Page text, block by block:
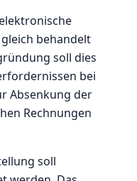
behandelt
soll dies
bei
Absenkung der
Rechnungen
soll